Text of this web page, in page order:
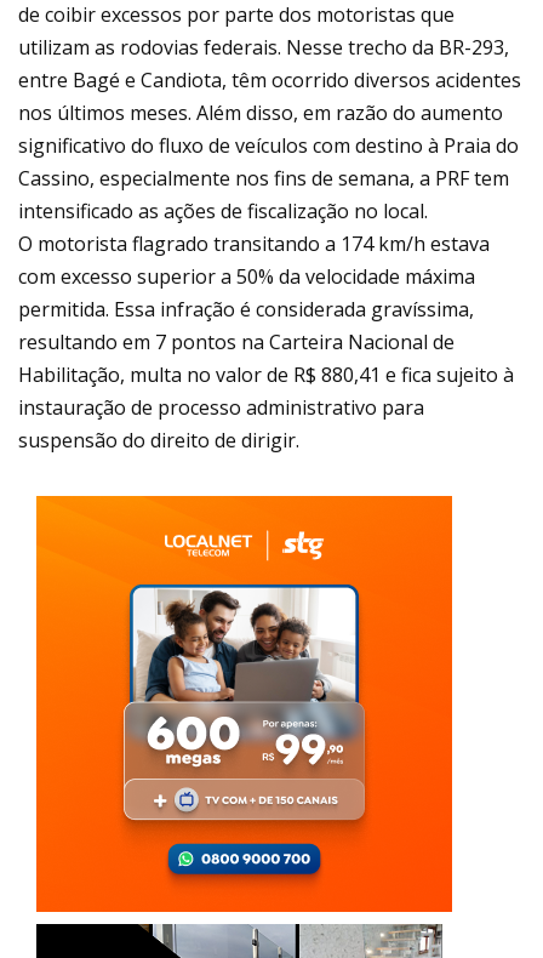
de coibir excessos por parte dos motoristas que
utilizam as rodovias federais. Nesse trecho da BR-293,
entre Bagé e Candiota, têm ocorrido diversos acidentes
nos últimos meses. Além disso, em razão do aumento
significativo do fluxo de veículos com destino à Praia do
Cassino, especialmente nos fins de semana, a PRF tem
intensificado as ações de fiscalização no local.
O motorista flagrado transitando a 174 km/h estava
com excesso superior a 50% da velocidade máxima
permitida. Essa infração é considerada gravíssima,
resultando em 7 pontos na Carteira Nacional de
Habilitação, multa no valor de R$ 880,41 e fica sujeito à
instauração de processo administrativo para
suspensão do direito de dirigir.